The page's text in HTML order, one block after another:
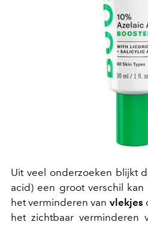
Uit veel onderzoeken blijkt
acid) een groot verschil
het verminderen van vlekjes
het zichtbaar verminderen